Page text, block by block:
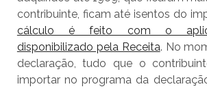
contribuinte, ficam até isentos do
cálculo é feito com o
disponibilizado pela Receita. No
declaração, tudo que o
importar no programa da